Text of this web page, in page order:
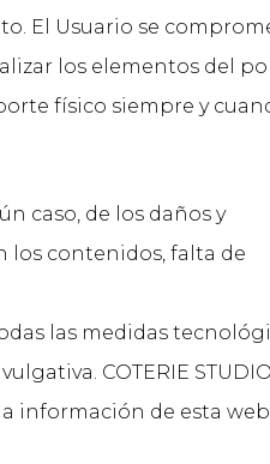
El Usuario se
los elementos del
físico siempre y
caso, de los daños y
los contenidos, falta de
las medidas
COTERIE
información de esta web